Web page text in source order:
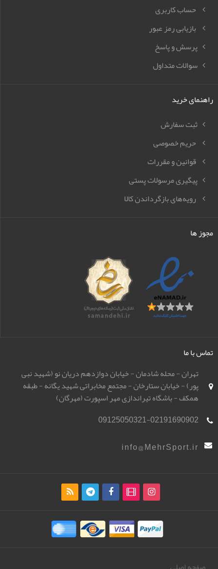
حساب کاربری
بازیابی رمز عبور
پرسش و پاسخ
سوالات متداول
راهنمای خرید
ثبت سفارش
حریم خصوصی
قوانین و مقررات
پیگیری مرسولات پستی
رویه‌های بازگرداندن کالا
مجوز ها
تماس با ما
تهران - محله شادمان - خیابان دوازدهم دریان نو (شهید نبی
پور) - خیابان ستارخان - مجتمع مخابراتی شهید یگانه - طبقه
همکف - باشگاه تیراندازی مهر اسپورت (مهرگان)
09125050321-02191690902
info@MehrSport.ir